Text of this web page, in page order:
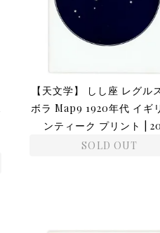
【天文学】 しし座 レグル
ボラ Map9 1920年代 イギ
ンティーク プリント |
SOLD OUT